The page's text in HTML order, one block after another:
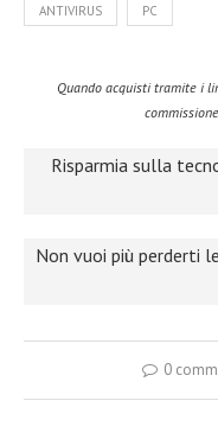
ANTIVIRUS PC
Quando acquisti tramite i
Risparmia sulla
Non vuoi più perderti
0